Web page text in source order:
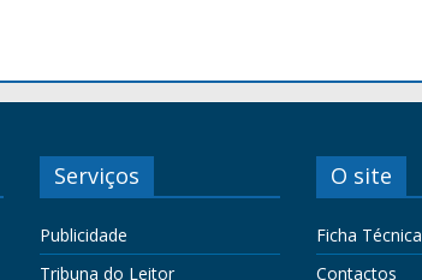
Serviços
Publicidade
Tribuna do Leitor
O site
Ficha Técnica
Contactos